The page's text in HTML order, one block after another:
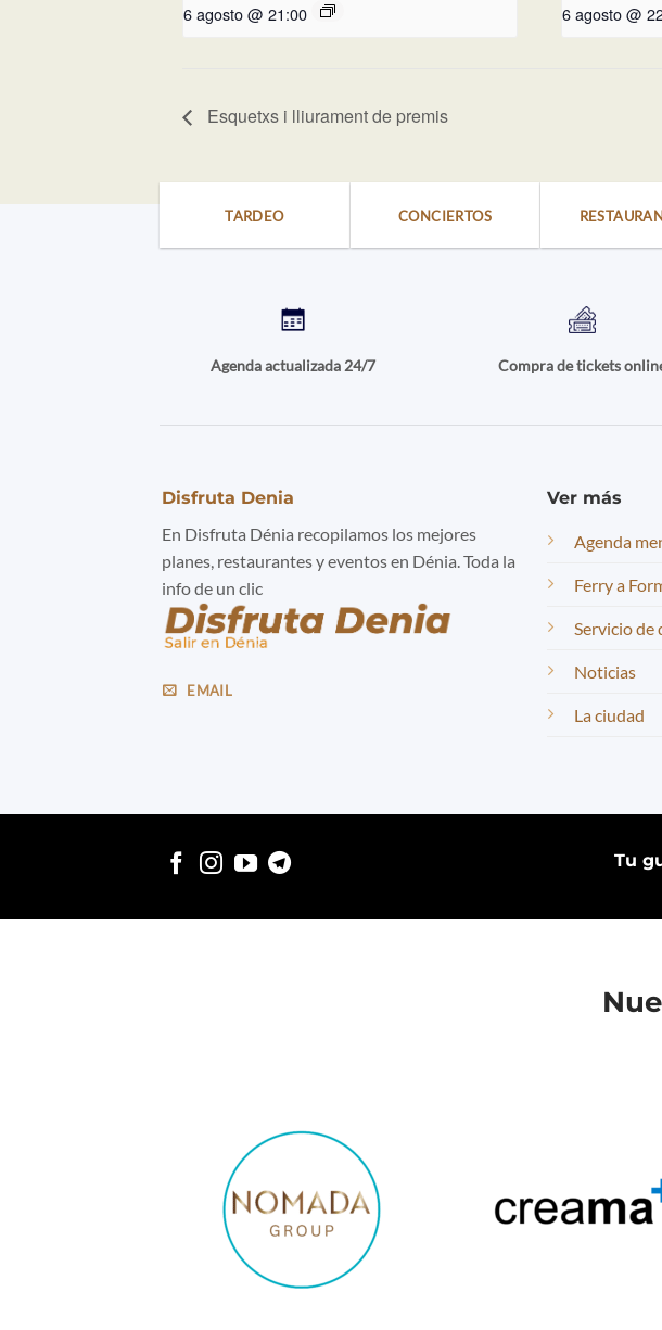
6 agosto @ 21:00 6 agosto @
Esquetxs i lliurament de premis
TARDEO CONCIERTOS
Agenda actualizada 24/7 Compra de tickets
Disfruta Denia
En Disfruta Dénia recopilamos los mejores
planes, restaurantes y eventos en Dénia. Toda la
info de un clic
EMAIL
Ver más
Agenda
Ferry a
Servicio de
Noticias
La ciudad
Tu